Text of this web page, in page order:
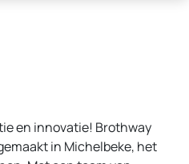
en innovatie! Brothway
in Michelbeke, het